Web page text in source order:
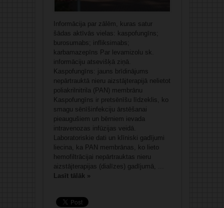
Informācija par zālēm, kuras satur
šādas aktīvās vielas: kaspofungīns;
burosumabs; infliksimabs;
karbamazepīns Par levamizolu sk.
informāciju atsevišķā ziņā.
Kaspofungīns: jauns brīdinājums
nepārtrauktā nieru aizstājterapijā nelietot
poliakrilnitrila (PAN) membrānu
Kaspofungīns ir pretsēnīšu līdzeklis, ko
smagu sēnīšinfekciju ārstēšanai
pieaugušiem un bērniem ievada
intravenozas infūzijas veidā.
Laboratoriskie dati un klīniski gadījumi
liecina, ka PAN membrānas, ko lieto
hemofiltrācijai nepārtrauktas nieru
aizstājterapijas (dialīzes) gadījumā, ...
Lasīt tālāk »